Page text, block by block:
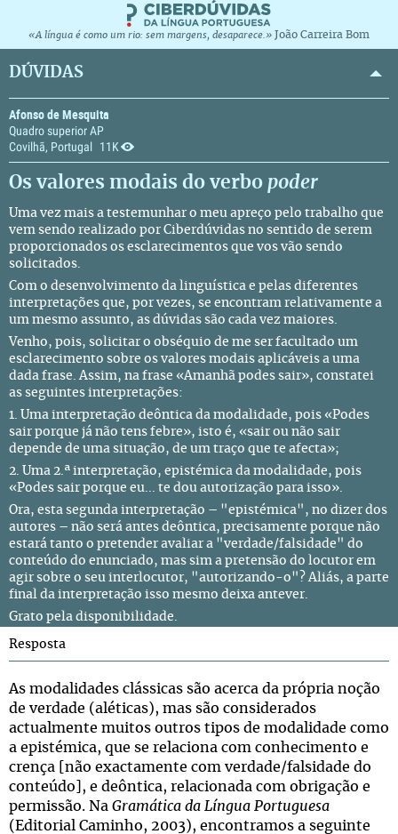
«A língua é como um rio: sem margens, desaparece.» João Carreira Bom
DÚVIDAS
Afonso de Mesquita
Quadro superior AP
Covilhã, Portugal
11K
Os valores modais do verbo poder
Uma vez mais a testemunhar o meu apreço pelo trabalho que
vem sendo realizado por Ciberdúvidas no sentido de serem
proporcionados os esclarecimentos que vos vão sendo
solicitados.
Com o desenvolvimento da linguística e pelas diferentes
interpretações que, por vezes, se encontram relativamente a
um mesmo assunto, as dúvidas são cada vez maiores.
Venho, pois, solicitar o obséquio de me ser facultado um
esclarecimento sobre os valores modais aplicáveis a uma
dada frase. Assim, na frase «Amanhã podes sair», constatei
as seguintes interpretações:
1. Uma interpretação deôntica da modalidade, pois «Podes
sair porque já não tens febre», isto é, «sair ou não sair
depende de uma situação, de um traço que te afecta»;
2. Uma 2.ª interpretação, epistémica da modalidade, pois
«Podes sair porque eu... te dou autorização para isso».
Ora, esta segunda interpretação – "epistémica", no dizer dos
autores – não será antes deôntica, precisamente porque não
estará tanto o pretender avaliar a "verdade/falsidade" do
conteúdo do enunciado, mas sim a pretensão do locutor em
agir sobre o seu interlocutor, "autorizando-o"? Aliás, a parte
final da interpretação isso mesmo deixa antever.
Grato pela disponibilidade.
Resposta
As modalidades clássicas são acerca da própria noção
de verdade (aléticas), mas são considerados
actualmente muitos outros tipos de modalidade como
a epistémica, que se relaciona com conhecimento e
crença [não exactamente com verdade/falsidade do
conteúdo], e deôntica, relacionada com obrigação e
permissão. Na Gramática da Língua Portuguesa
(Editorial Caminho, 2003), encontramos a seguinte